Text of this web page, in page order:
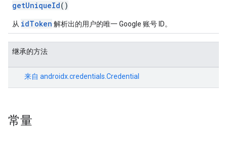
getUniqueId()
从 idToken 解析出的用户的唯一 Google 账号 ID。
继承的方法
来自 androidx.credentials.Credential
常量